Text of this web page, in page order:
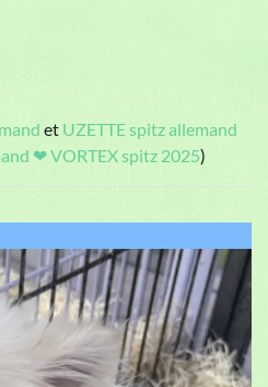
et UZETTE spitz allemand
❤ VORTEX spitz 2025)